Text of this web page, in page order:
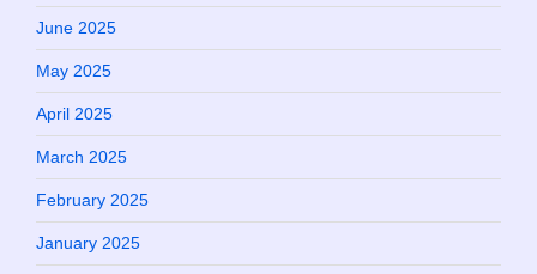
June 2025
May 2025
April 2025
March 2025
February 2025
January 2025